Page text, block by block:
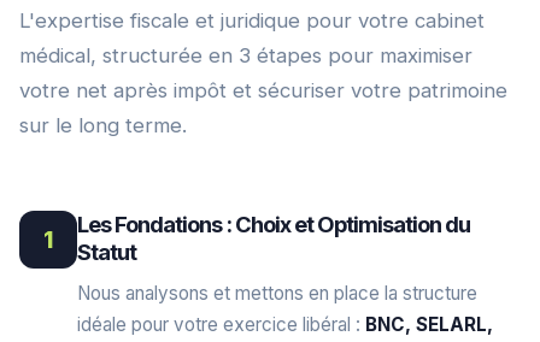
L'expertise fiscale et juridique pour votre cabinet
médical, structurée en 3 étapes pour maximiser
votre net après impôt et sécuriser votre patrimoine
sur le long terme.
1
Les Fondations : Choix et Optimisation du
Statut
Nous analysons et mettons en place la structure
idéale pour votre exercice libéral : BNC, SELARL,